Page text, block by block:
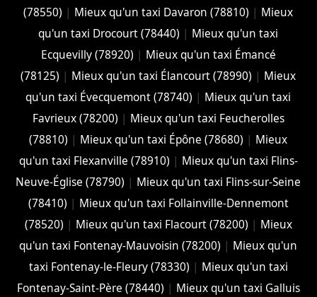
(78550) | Mieux qu'un taxi Davaron (78810) | Mieux
qu'un taxi Drocourt (78440) | Mieux qu'un taxi
Ecquevilly (78920) | Mieux qu'un taxi Émancé
(78125) | Mieux qu'un taxi Élancourt (78990) | Mieux
qu'un taxi Évecquemont (78740) | Mieux qu'un taxi
Favrieux (78200) | Mieux qu'un taxi Feucherolles
(78810) | Mieux qu'un taxi Épône (78680) | Mieux
qu'un taxi Flexanville (78910) | Mieux qu'un taxi Flins-
Neuve-Église (78790) | Mieux qu'un taxi Flins-sur-Seine
(78410) | Mieux qu'un taxi Follainville-Dennemont
(78520) | Mieux qu'un taxi Flacourt (78200) | Mieux
qu'un taxi Fontenay-Mauvoisin (78200) | Mieux qu'un
taxi Fontenay-le-Fleury (78330) | Mieux qu'un taxi
Fontenay-Saint-Père (78440) | Mieux qu'un taxi Galluis